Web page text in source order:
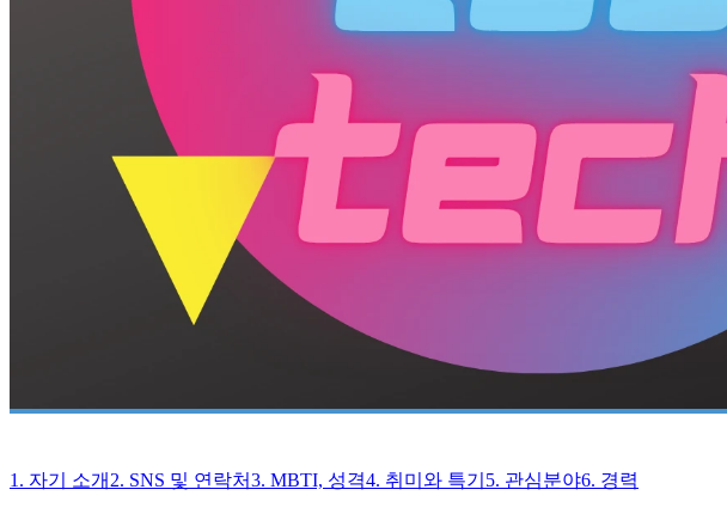
1. 자기 소개 2. SNS 및 연락처3. MBTI, 성격4. 취미와 특기 5. 관심분야6. 경력